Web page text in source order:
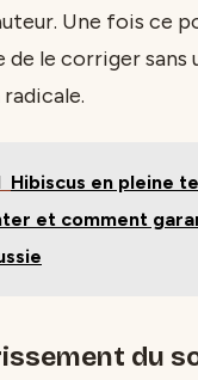
Une fois ce
le corriger sans
Hibiscus en pleine
et comment
du